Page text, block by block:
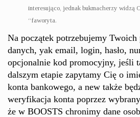
interesująco, jednak bukmacherzy widzą
“faworyta.
Na początek potrzebujemy Twoich
danych, yak email, login, hasło,
opcjonalnie kod promocyjny, jeśli
dalszym etapie zapytamy Cię o
konta bankowego, a new także
weryfikacja konta poprzez
że w BOOSTS chronimy dane